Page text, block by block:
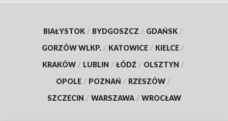
BIAŁYSTOK / BYDGOSZCZ / GDAŃSK /
GORZÓW WLKP. / KATOWICE / KIELCE /
KRAKÓW / LUBLIN / ŁÓDŹ / OLSZTYN /
OPOLE / POZNAŃ / RZESZÓW /
SZCZECIN / WARSZAWA / WROCŁAW